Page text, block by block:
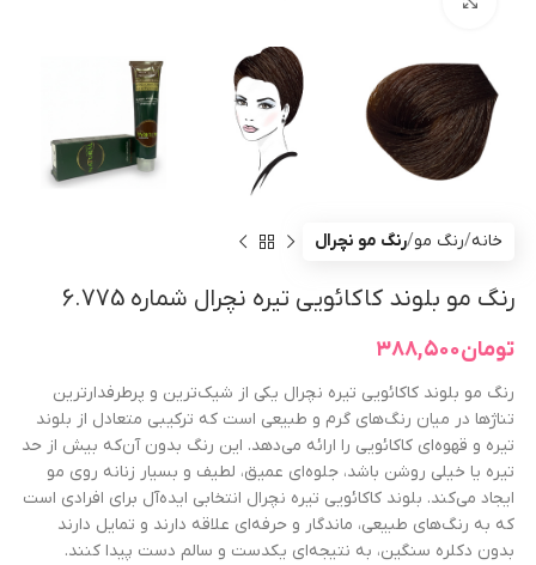
خانه رنگ مو رنگ مو نچرال
رنگ مو بلوند کاکائویی تیره نچرال شماره 6.775
تومان۳۸۸,۵۰۰
رنگ مو بلوند کاکائویی تیره نچرال یکی از شیک‌ترین و پرطرفدارترین
تناژها در میان رنگ‌های گرم و طبیعی است که ترکیبی متعادل از بلوند
تیره و قهوه‌ای کاکائویی را ارائه می‌دهد. این رنگ بدون آن‌که بیش از حد
تیره یا خیلی روشن باشد، جلوه‌ای عمیق، لطیف و بسیار زنانه روی مو
ایجاد می‌کند. بلوند کاکائویی تیره نچرال انتخابی ایده‌آل برای افرادی است
که به رنگ‌های طبیعی، ماندگار و حرفه‌ای علاقه دارند و تمایل دارند
بدون دکلره سنگین، به نتیجه‌ای یکدست و سالم دست پیدا کنند.